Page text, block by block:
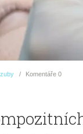
Komentáře 0